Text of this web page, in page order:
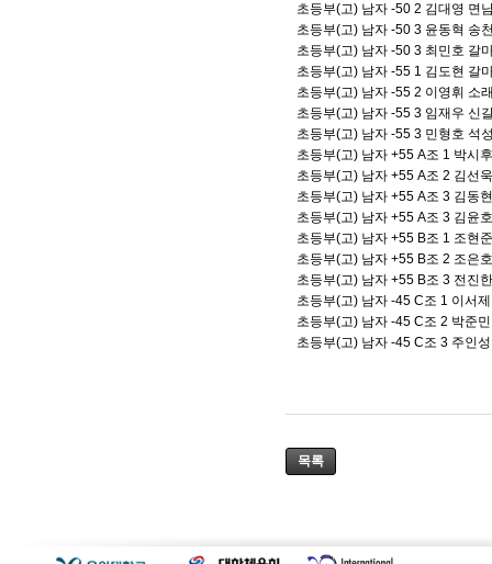
초등부(고) 남자 -50 2 김대영 면
초등부(고) 남자 -50 3 윤동혁 송
초등부(고) 남자 -50 3 최민호 갈
초등부(고) 남자 -55 1 김도현 갈
초등부(고) 남자 -55 2 이영휘 소
초등부(고) 남자 -55 3 임재우 신
초등부(고) 남자 -55 3 민형호 석
초등부(고) 남자 +55 A조 1 박시
초등부(고) 남자 +55 A조 2 김선
초등부(고) 남자 +55 A조 3 김동
초등부(고) 남자 +55 A조 3 김윤
초등부(고) 남자 +55 B조 1 조현
초등부(고) 남자 +55 B조 2 조은
초등부(고) 남자 +55 B조 3 전진
초등부(고) 남자 -45 C조 1 이서
초등부(고) 남자 -45 C조 2 박준
초등부(고) 남자 -45 C조 3 주인
목록